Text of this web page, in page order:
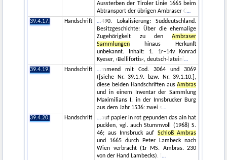
Aussterben der Tiroler Linie 1665 beim
Abtransport der übrigen Ambraser C
39.4.17.
Handschrift
490. Lokalisierung: Süddeutschland.
Besitzgeschichte: Über die ehemalige
Zugehörigkeit zu denAmbraser
Sammlungen hinaus Herkunft
unbekannt. Inhalt: 1. 1r–14v Konrad
Kyeser, ›Bellifortis‹, deutsch-lateini
39.4.19.
Handschrift
mmend mit Cod. 3064 und 3069
([siehe Nr. 39.1.9. bzw. Nr. 39.1.10.],
diese beiden Handschriften ausAmbras
und in einem Inventar der Sammlung
Maximilians I. in der Innsbrucker Burg
aus dem Jahr 1536: zwei s
39.4.20.
Handschrift
auf papier in rot gepunden das ain hat
pucklen, vgl. auch Stummvoll (1968) S.
46; aus Innsbruck auf Schloß Ambras
und 1665 durch Peter Lambeck nach
Wien verbracht (1r MS. Ambras. 230
von der Hand Lambecks). I